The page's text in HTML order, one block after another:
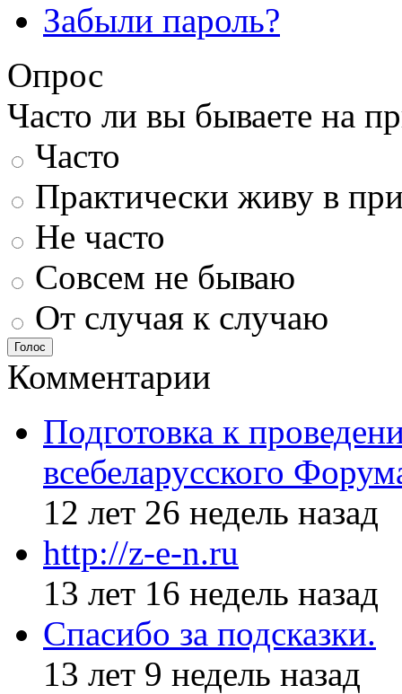
Забыли пароль?
Опрос
Часто ли вы бываете на
Часто
Практически живу в
Не часто
Совсем не бываю
От случая к случаю
Голос
Комментарии
Подготовка к
всебеларусского
12 лет 26 недель назад
http://z-e-n.ru
13 лет 16 недель назад
Спасибо за подсказки.
13 лет 9 недель назад